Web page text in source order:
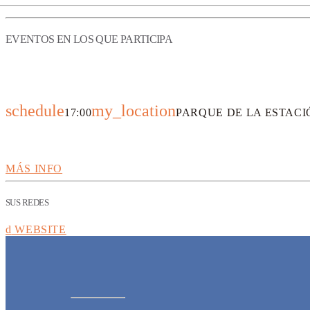
EVENTOS EN LOS QUE PARTICIPA
schedule17:00my_locationPARQUE DE LA
MÁS INFO
SUS REDES
WEBSITE